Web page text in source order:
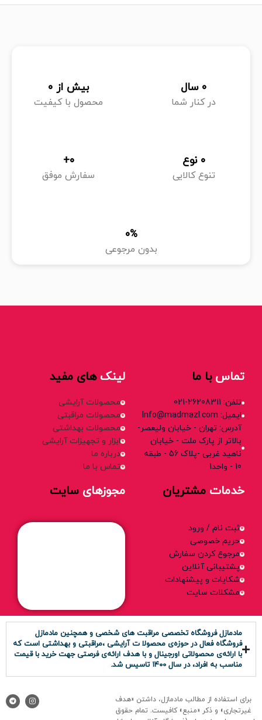
در کنار شما
0 سال
محصول با کیفیت
بیش از 0
تنوع کالایی
0 نوع
سفارش موفق
0
+
بدون مرجوعی
%
0
تماسبا ما
تلفن: 26208311-021
ایمیل: Info@madmazl.com
آدرس: تهران - خیابان ولیعصر-
بالاتر از پارک ملت - خیابان
ناهید غربی -پلاک 56 - طبقه
10 - واحد1
لینک های مفید
محصولات آرایشی
محصولات مراقبتی
محصولات بهداشتی
ابزار و تجهیزات آرایشی
درباره ما
تماس با ما
خدمات مشتریان
ثبت نام / ورود
حریم خصوصی
مرجوع کردن سفارش
پشتیبانی آنلاین
شکایات و پیشنهادات
مشکلات سایت
مجوزهای سایت
مادمازل فروشگاه تخصصی مراقبت های شخصی و همچنین مادمازل
فروشگاه فعال در حوزه‌ی محصولا ت آرایشی ،مراقبتی و بهداشتی است که
با ارائه‌ی محصولاتی اورجینال و با هدف ارائه‌ی فرصتی جهت خرید با قیمت
مناسب به افراد، در سال ۱۴۰0 تاسیس شد.
برای استفاده از مطالب مادمازل، داشتن «هدف
غیرتجاری» و ذکر «منبع» کافیست. تمام حقوق